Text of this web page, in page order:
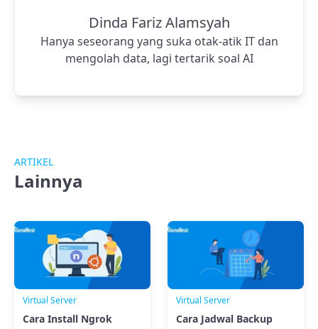
Dinda Fariz Alamsyah
Hanya seseorang yang suka otak-atik IT dan
mengolah data, lagi tertarik soal AI
ARTIKEL
Lainnya
Virtual Server
Cara Install Ngrok
Virtual Server
Cara Jadwal Backup